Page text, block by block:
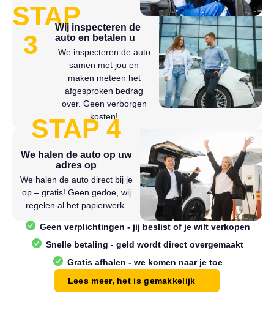
STAP
3
Wij inspecteren de
auto en betalen u
We inspecteren de auto
samen met jou en
maken meteen het
afgesproken bedrag
over. Geen verborgen
kosten!
STAP 4
We halen de auto op uw
adres op
We halen de auto direct bij je
op – gratis! Geen gedoe, wij
regelen al het papierwerk.
Geen verplichtingen - jij beslist of je wilt verkopen
Snelle betaling - geld wordt direct overgemaakt
Gratis afhalen - we komen naar je toe
Lees meer, het is gemakkelijk